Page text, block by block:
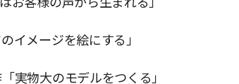
イメージを絵にする」
実物大のモデルをつくる」